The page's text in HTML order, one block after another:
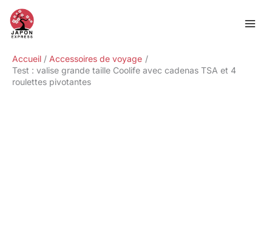
contenu
Accueil
Accessoires de voyage
Test : valise grande taille Coolife avec cadenas TSA et 4
roulettes pivotantes
Rechercher